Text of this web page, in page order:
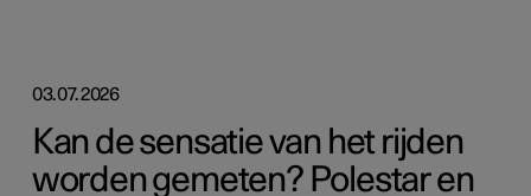
03.07.2026
Kan de sensatie van het rijden
worden gemeten? Polestar en